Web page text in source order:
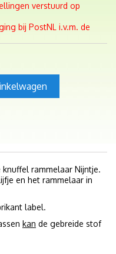
verstuurd op
bij PostNL i.v.m. de
rammelaar Nijntje.
en het rammelaar in
label.
kan de gebreide stof